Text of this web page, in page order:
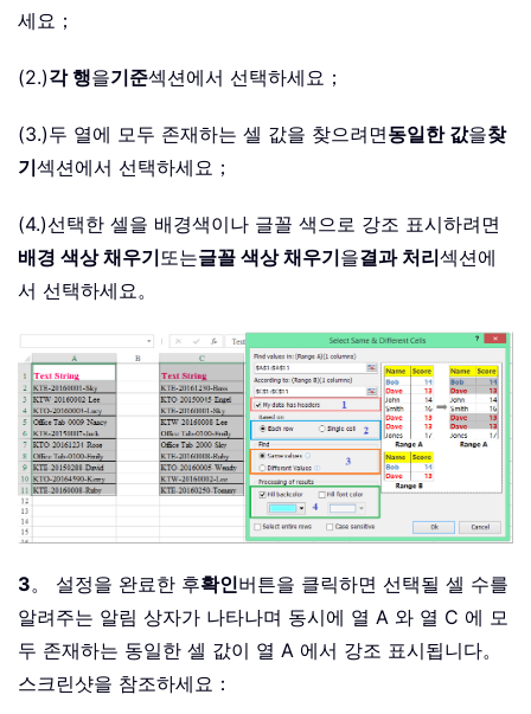
세요；
(2.)각 행을기준섹션에서 선택하세요；
(3.)두 열에 모두 존재하는 셀 값을 찾으려면동일한 값을찾
기섹션에서 선택하세요；
(4.)선택한 셀을 배경색이나 글꼴 색으로 강조 표시하려면
배경 색상 채우기또는글꼴 색상 채우기을결과 처리섹션에
서 선택하세요。
3。 설정을 완료한 후확인버튼을 클릭하면 선택될 셀 수를
알려주는 알림 상자가 나타나며 동시에 열 A 와 열 C 에 모
두 존재하는 동일한 셀 값이 열 A 에서 강조 표시됩니다。
스크린샷을 참조하세요：